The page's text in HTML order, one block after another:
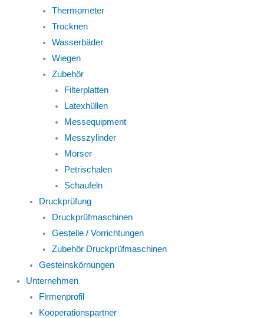
Thermometer
Trocknen
Wasserbäder
Wiegen
Zubehör
Filterplatten
Latexhüllen
Messequipment
Messzylinder
Mörser
Petrischalen
Schaufeln
Druckprüfung
Druckprüfmaschinen
Gestelle / Vorrichtungen
Zubehör Druckprüfmaschinen
Gesteinskörnungen
Unternehmen
Firmenprofil
Kooperationspartner